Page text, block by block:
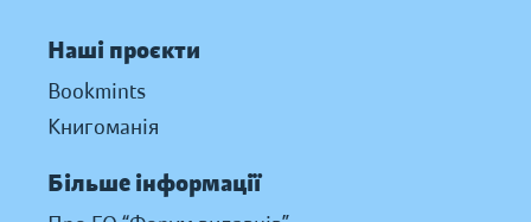
Наші проєкти
Bookmints
Книгоманія
Більше інформації